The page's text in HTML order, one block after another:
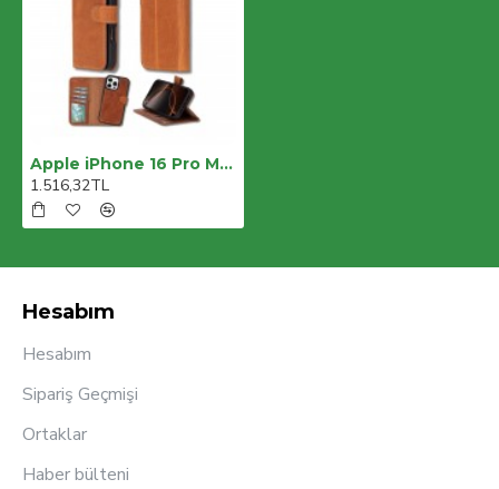
Apple iPhone 16 Pro Max uyumlu, Hakiki Deri, El Yapımı, Cüzdanlı Kılıf, Karamel
1.516,32TL
Hesabım
Hesabım
Sipariş Geçmişi
Ortaklar
Haber bülteni